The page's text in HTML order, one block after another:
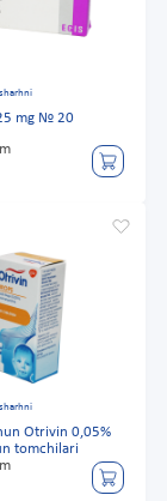
mg № 20
Otrivin 0,05%
tomchilari